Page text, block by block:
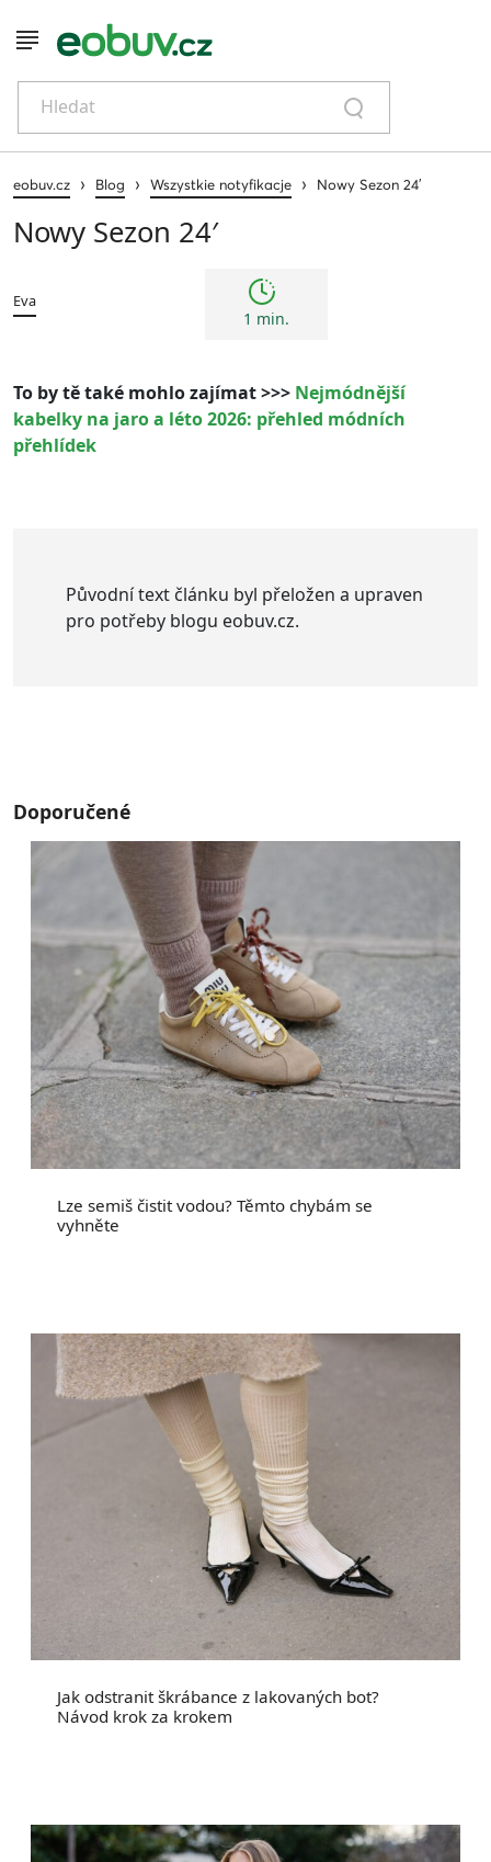
Hledat
eobuv.cz › Blog › Wszystkie notyfikacje › Nowy Sezon 24′
Nowy Sezon 24′
Eva
1 min.
To by tě také mohlo zajímat >>> Nejmódnější
kabelky na jaro a léto 2026: přehled módních
přehlídek
Původní text článku byl přeložen a upraven
pro potřeby blogu eobuv.cz.
Doporučené
Lze semiš čistit vodou? Těmto chybám se
vyhněte
Jak odstranit škrábance z lakovaných bot?
Návod krok za krokem